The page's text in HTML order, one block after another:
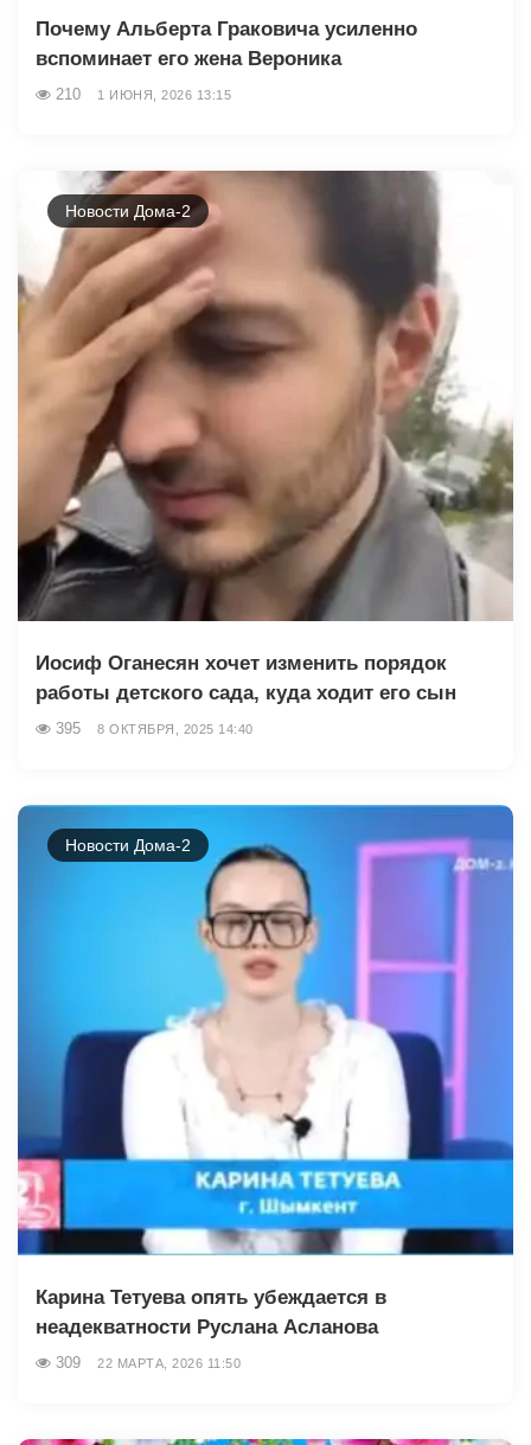
Почему Альберта Граковича усиленно
вспоминает его жена Вероника
210 1 ИЮНЯ, 2026 13:15
Новости Дома-2
Иосиф Оганесян хочет изменить порядок
работы детского сада, куда ходит его сын
395 8 ОКТЯБРЯ, 2025 14:40
Новости Дома-2
Карина Тетуева опять убеждается в
неадекватности Руслана Асланова
309 22 МАРТА, 2026 11:50